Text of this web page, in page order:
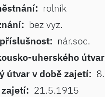
rolník
bez vyz.
nár.soc.
uherského
útvar v době zajetí:
21.5.1915